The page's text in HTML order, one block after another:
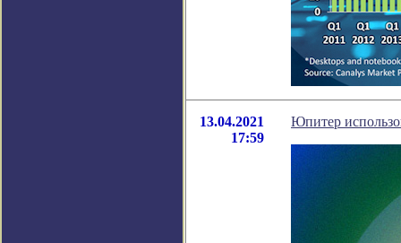
13.04.2021
17:59
Юпитер